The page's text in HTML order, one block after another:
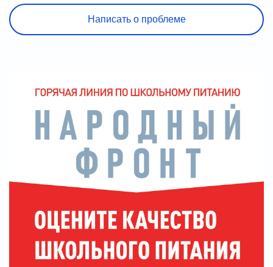
Написать о проблеме